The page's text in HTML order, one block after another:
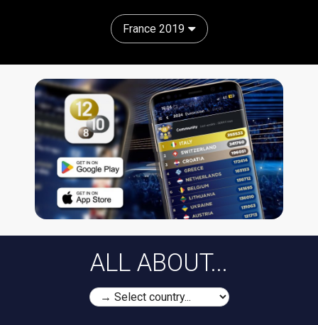
France 2019
ALL ABOUT...